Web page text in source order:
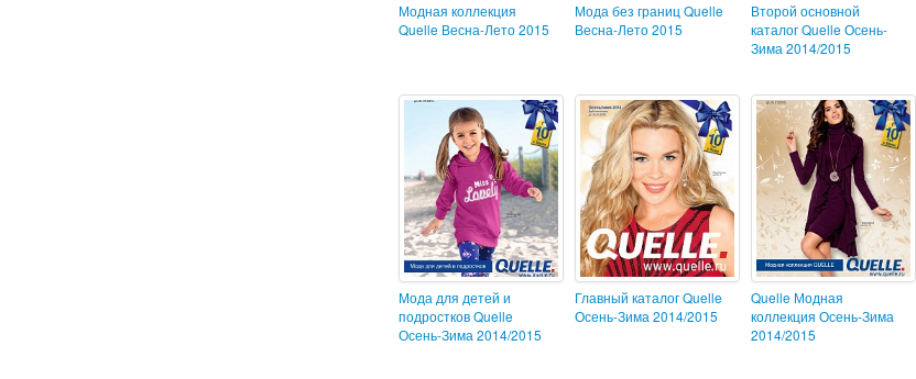
Модная коллекция
Quelle Весна-Лето 2015
Мода без границ Quelle
Весна-Лето 2015
Второй основной
каталог Quelle Осень-
Зима 2014/2015
Мода для детей и
подростков Quelle
Осень-Зима 2014/2015
Главный каталог Quelle
Осень-Зима 2014/2015
Quelle Модная
коллекция Осень-Зима
2014/2015